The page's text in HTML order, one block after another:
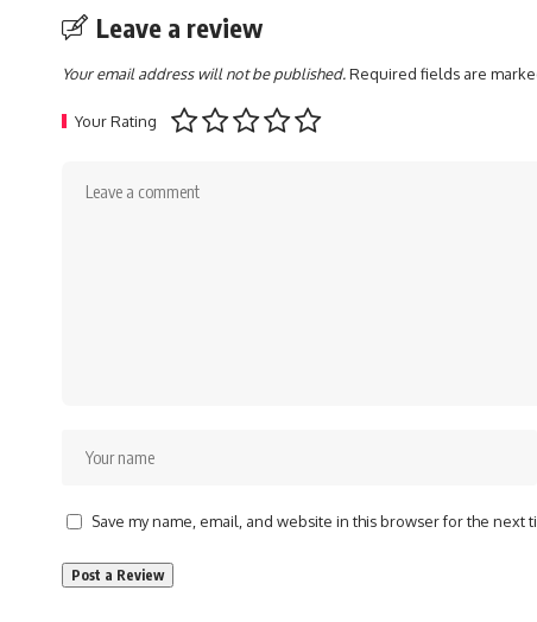
Leave a review
Your email address will not be published.Required fields are
Your Rating
Save my name, email, and website in this browser for the next